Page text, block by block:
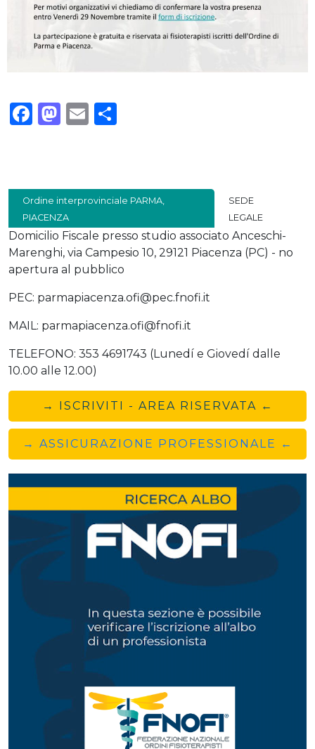
Facebook
Mastodon
Email
Ordine interprovinciale PARMA,
PIACENZA
SEDE
LEGALE
Domicilio Fiscale presso studio associato Anceschi-
Marenghi, via Campesio 10, 29121 Piacenza (PC) - no
apertura al pubblico
PEC: parmapiacenza.ofi@pec.fnofi.it
MAIL: parmapiacenza.ofi@fnofi.it
TELEFONO: 353 4691743 (Lunedí e Giovedí dalle
10.00 alle 12.00)
→ ISCRIVITI - AREA RISERVATA ←
→ ASSICURAZIONE PROFESSIONALE ←